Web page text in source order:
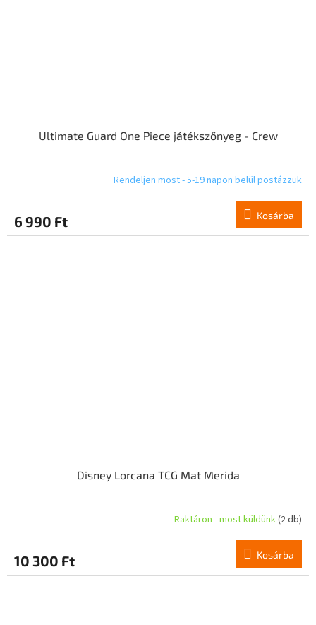
Ultimate Guard One Piece játékszőnyeg - Crew
Rendeljen most - 5-19 napon belül postázzuk
6 990 Ft Kosárba
Disney Lorcana TCG Mat Merida
Raktáron - most küldünk(2 db)
10 300 Ft Kosárba